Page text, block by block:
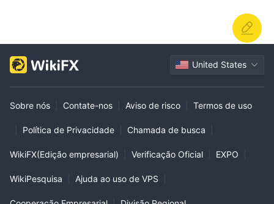
United States
Sobre nós Contate-nos Aviso de risco Termos de uso
Política de Privacidade Chamada de busca
WikiFX(Edição empresarial) Verificação Oficial EXPO
WikiPesquisa Ajuda ao uso de VPS